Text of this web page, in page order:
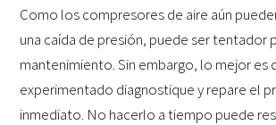
Como los compresores de aire aún
una caída de presión, puede ser tentador
mantenimiento. Sin embargo, lo mejor es
experimentado diagnostique y repare el
inmediato. No hacerlo a tiempo puede